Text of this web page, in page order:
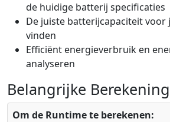
de huidige batterij specificaties
De juiste batterijcapaciteit voor
vinden
Efficiënt energieverbruik en
analyseren
Belangrijke
Om de Runtime te berekenen: